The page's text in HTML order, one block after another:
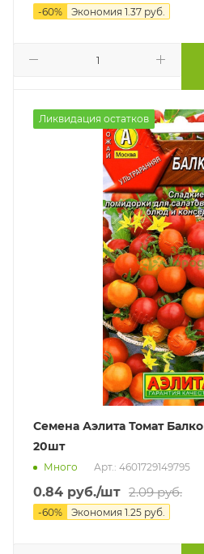
-60% Экономия 1.37 руб.
Ликвидация остатков
Семена Аэлита Томат
20шт
Много Арт.: 4601729149795
0.84 руб./шт 2.09руб.
-60% Экономия 1.25 руб.